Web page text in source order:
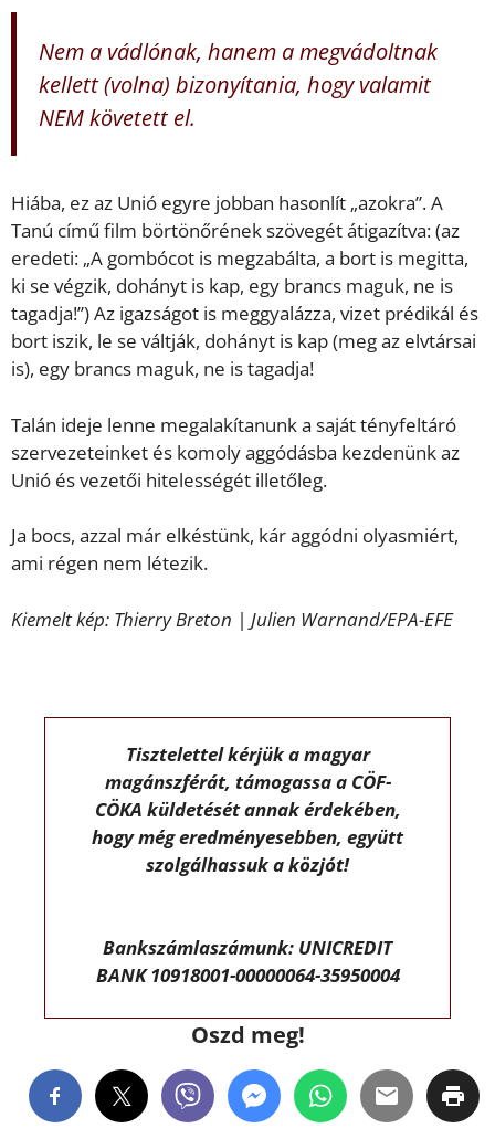
Nem a vádlónak, hanem a megvádoltnak
kellett (volna) bizonyítania, hogy valamit
NEM követett el.
Hiába, ez az Unió egyre jobban hasonlít „azokra”. A
Tanú című film börtönőrének szövegét átigazítva: (az
eredeti: „A gombócot is megzabálta, a bort is megitta,
ki se végzik, dohányt is kap, egy brancs maguk, ne is
tagadja!”) Az igazságot is meggyalázza, vizet prédikál és
bort iszik, le se váltják, dohányt is kap (meg az elvtársai
is), egy brancs maguk, ne is tagadja!
Talán ideje lenne megalakítanunk a saját tényfeltáró
szervezeteinket és komoly aggódásba kezdenünk az
Unió és vezetői hitelességét illetőleg.
Ja bocs, azzal már elkéstünk, kár aggódni olyasmiért,
ami régen nem létezik.
Kiemelt kép: Thierry Breton | Julien Warnand/EPA-EFE
Tisztelettel kérjük a magyar
magánszférát, támogassa a CÖF-
CÖKA küldetését annak érdekében,
hogy még eredményesebben, együtt
szolgálhassuk a közjót!
Bankszámlaszámunk: UNICREDIT
BANK 10918001-00000064-35950004
Oszd meg!